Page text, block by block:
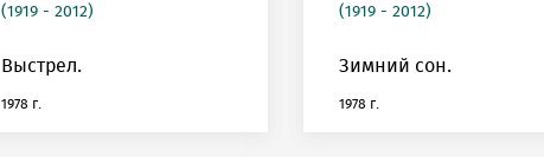
(1919 - 2012)
Выстрел.
1978 г.
(1919 - 2012)
Зимний сон.
1978 г.